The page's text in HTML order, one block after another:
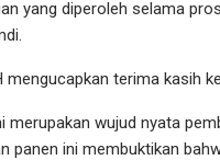
yang diperoleh selama
mengucapkan terima kasih
merupakan wujud nyata
panen ini membuktikan